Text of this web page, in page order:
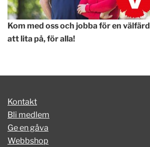
Kom med oss och jobba för en välfärd
att lita på, för alla!
Kontakt
Bli medlem
Ge en gåva
Webbshop